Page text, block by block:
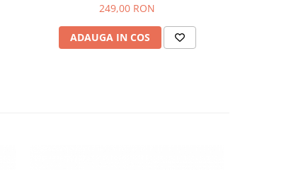
249,00 RON
ADAUGA IN COS